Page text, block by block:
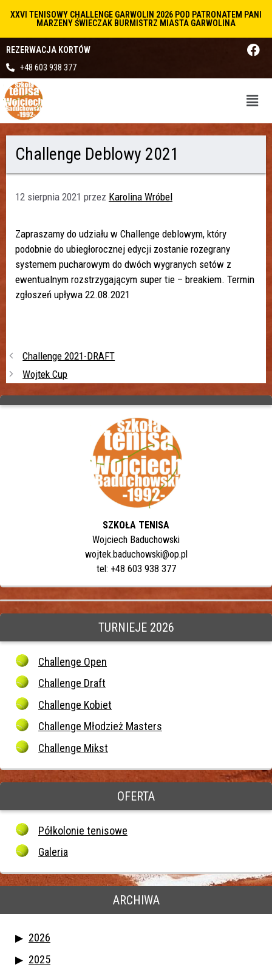
XXVI TENISOWY CHALLENGE GARWOLIN 2026 POD PATRONATEM PANI
MARZENY ŚWIECZAK BURMISTRZ MIASTA GARWOLINA
REZERWACJA KORTÓW
+48 603 938 377
Challenge Deblowy 2021
12 sierpnia 2021 przez Karolina Wróbel
Zapraszamy do udziału w Challenge deblowym, który
podobnie do ubiegłorocznej edycji zostanie rozegrany
systemem pucharowym do dwóch wygranych setów z
ewentualnym rozstrzygającym super tie – breakiem. Termin
zgłoszeń upływa 22.08.2021
Challenge 2021-DRAFT
Wojtek Cup
SZKOŁA TENISA
Wojciech Baduchowski
wojtek.baduchowski@op.pl
tel: +48 603 938 377
TURNIEJE 2026
Challenge Open
Challenge Draft
Challenge Kobiet
Challenge Młodzież Masters
Challenge Mikst
OFERTA
Półkolonie tenisowe
Galeria
ARCHIWA
2026
2025